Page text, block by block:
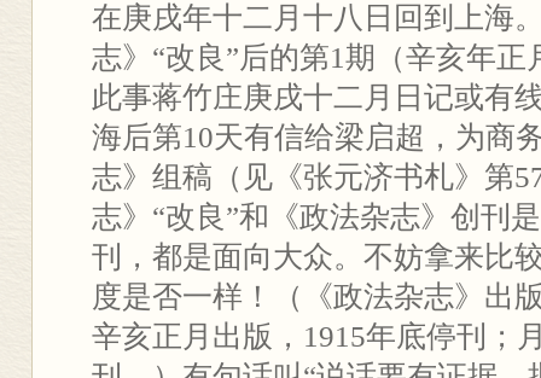
在庚戌年十二月十八日回到上海
志》“改良”后的第1期（辛亥年
此事蒋竹庄庚戌十二月日记或有
海后第10天有信给梁启超，为商
志》组稿（见《张元济书札》第
志》“改良”和《政法杂志》创刊
刊，都是面向大众。不妨拿来比
度是否一样！（《政法杂志》出
辛亥正月出版，1915年底停刊；